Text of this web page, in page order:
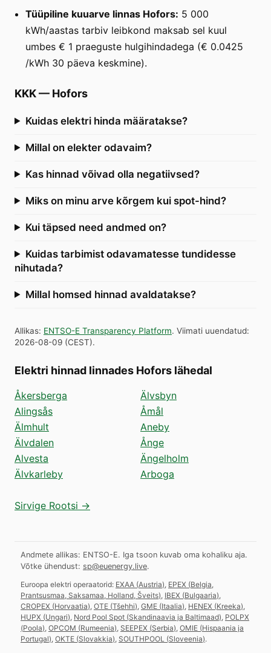
Tüüpiline kuuarve linnas Hofors: 5 000
kWh/aastas tarbiv leibkond maksab sel kuul
umbes € 1 praeguste hulgihindadega (€ 0.0425
/kWh 30 päeva keskmine).
KKK— Hofors
Kuidas elektri hinda määratakse?
Millal on elekter odavaim?
Kas hinnad võivad olla negatiivsed?
Miks on minu arve kõrgem kui spot-hind?
Kui täpsed need andmed on?
Kuidas tarbimist odavamatesse tundidesse
nihutada?
Millal homsed hinnad avaldatakse?
Allikas: ENTSO-E Transparency Platform. Viimati uuendatud:
2026-08-09 (CEST).
Elektri hinnad linnades Hofors lähedal
Åkersberga
Alingsås
Älmhult
Älvdalen
Alvesta
Älvkarleby
Älvsbyn
Åmål
Aneby
Ånge
Ängelholm
Arboga
Sirvige Rootsi →
Andmete allikas: ENTSO-E. Iga tsoon kuvab oma kohaliku aja.
Võtke ühendust: sp@euenergy.live.
Euroopa elektri operaatorid: EXAA (Austria) EPEX (Belgia,
Prantsusmaa, Saksamaa, Holland, Šveits) IBEX (Bulgaaria)
CROPEX (Horvaatia) OTE (Tšehhi) GME (Itaalia) HENEX (Kreeka)
HUPX (Ungari) Nord Pool Spot (Skandinaavia ja Baltimaad) POLPX
(Poola) OPCOM (Rumeenia) SEEPEX (Serbia) OMIE (Hispaania ja
Portugal) OKTE (Slovakkia) SOUTHPOOL (Sloveenia).